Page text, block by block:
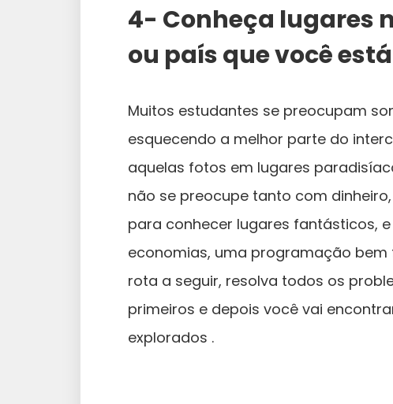
4- Conheça lugares
ou país que você está
Muitos estudantes se preocupam
esquecendo a melhor parte do
aquelas fotos em lugares
não se preocupe tanto com
para conhecer lugares fantásticos,
economias, uma programação
rota a seguir, resolva todos os
primeiros e depois você vai
explorados .